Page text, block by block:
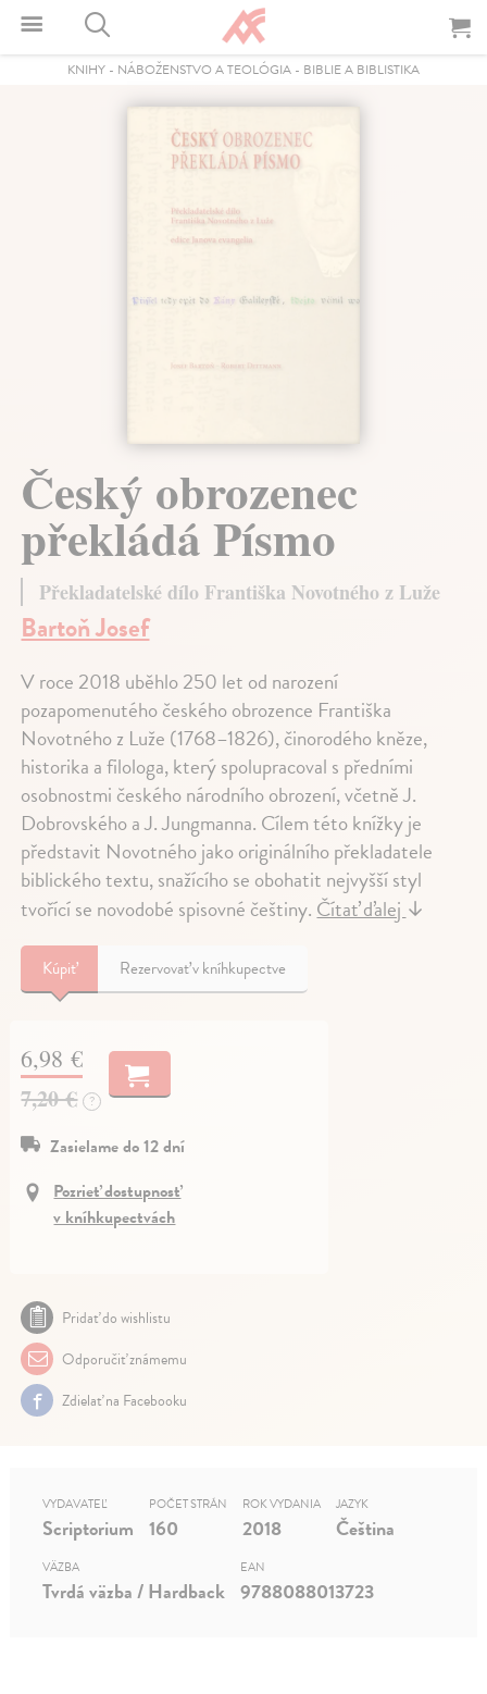
KNIHY - NÁBOŽENSTVO A TEOLÓGIA - BIBLIE A BIBLISTIKA
Český obrozenec
překládá Písmo
Překladatelské dílo Františka Novotného z Luže
Bartoň Josef
V roce 2018 uběhlo 250 let od narození
pozapomenutého českého obrozence Františka
Novotného z Luže (1768–1826), činorodého kněze,
historika a filologa, který spolupracoval s předními
osobnostmi českého národního obrození, včetně J.
Dobrovského a J. Jungmanna. Cílem této knížky je
představit Novotného jako originálního překladatele
biblického textu, snažícího se obohatit nejvyšší styl
tvořící se novodobé spisovné češtiny.Čítať ďalej↓
Kúpiť Rezervovať v kníhkupectve
6,98 €
7,20 € ?
Zasielame do 12 dní
Pozrieť dostupnosť
v kníhkupectvách
Pridať do wishlistu
Odporučiť známemu
Zdielať na Facebooku
VYDAVATEĽ
Scriptorium
POČET STRÁN
160
ROK VYDANIA
2018
JAZYK
Čeština
VÄZBA
Tvrdá väzba / Hardback
EAN
9788088013723